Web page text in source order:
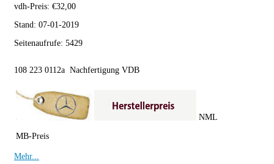
vdh-Preis: €32,00
Stand: 07-01-2019
Seitenaufrufe: 5429
108 223 0112a Nachfertigung VDB
MB-Preis
NML
Mehr...